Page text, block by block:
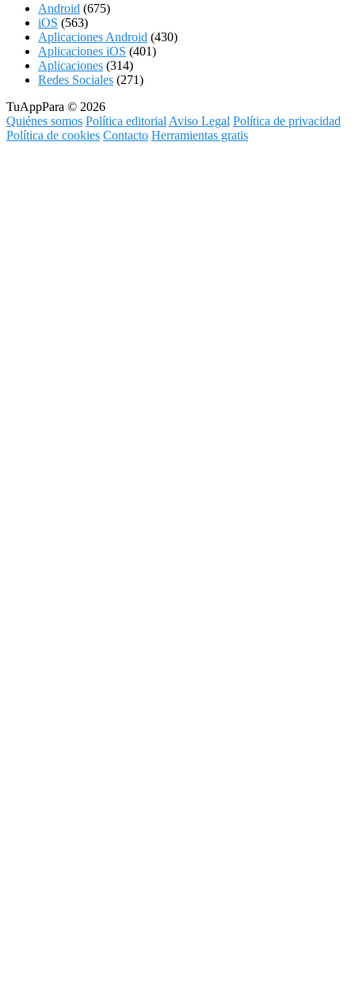
Android (675)
iOS (563)
Aplicaciones Android (430)
Aplicaciones iOS (401)
Aplicaciones (314)
Redes Sociales (271)
TuAppPara © 2026
Quiénes somos Política editorialAviso Legal Política de privacidad
Política de cookies Contacto Herramientas gratis